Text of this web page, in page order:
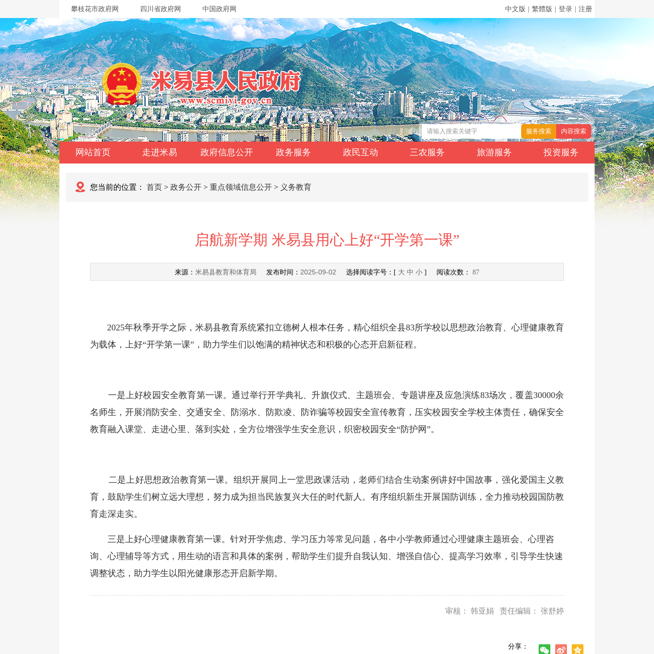
攀枝花市政府网 四川省政府网 中国政府网 中文版 繁體版 登录 注册
网站首页 走进米易 政府信息公开 政务服务 政民互动 三农服务 旅游服务 投资服务
您当前的位置： 首页 > 政务公开 > 重点领域信息公开 > 义务教育
启航新学期 米易县用心上好“开学第一课”
来源： 米易县教育和体育局 发布时间： 2025-09-02 选择阅读字号：[ 大 中 小 ] 阅读次数： 87
2025年秋季开学之际，米易县教育系统紧扣立德树人根本任务，精心组织全县83所学校以思想政治教育、心理健康教育
为载体，上好“开学第一课”，助力学生们以饱满的精神状态和积极的心态开启新征程。
一是上好校园安全教育第一课。通过举行开学典礼、升旗仪式、主题班会、专题讲座及应急演练83场次，覆盖30000余
名师生，开展消防安全、交通安全、防溺水、防欺凌、防诈骗等校园安全宣传教育，压实校园安全学校主体责任，确保安全
教育融入课堂、走进心里、落到实处，全方位增强学生安全意识，织密校园安全“防护网”。
二是上好思想政治教育第一课。组织开展同上一堂思政课活动，老师们结合生动案例讲好中国故事，强化爱国主义教
育，鼓励学生们树立远大理想，努力成为担当民族复兴大任的时代新人。有序组织新生开展国防训练，全力推动校园国防教
育走深走实。
三是上好心理健康教育第一课。针对开学焦虑、学习压力等常见问题，各中小学教师通过心理健康主题班会、心理咨
询、心理辅导等方式，用生动的语言和具体的案例，帮助学生们提升自我认知、增强自信心、提高学习效率，引导学生快速
调整状态，助力学生以阳光健康形态开启新学期。
审核： 韩亚娟 责任编辑： 张舒婷
分享：